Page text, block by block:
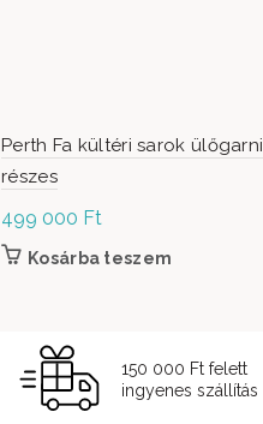
Perth Fa kültéri sarok
részes
499 000 Ft
Kosárba teszem
150 000 Ft felett
ingyenes szállítás